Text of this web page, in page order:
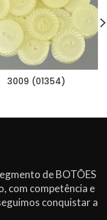
3009 (01354)
de BOTÕES
com competência e
conquistar a